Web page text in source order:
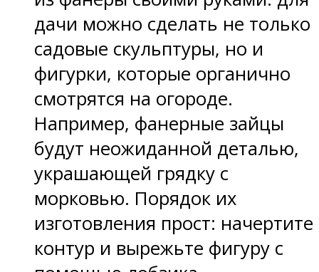
дачи можно сделать не только
садовые скульптуры, но и
фигурки, которые органично
смотрятся на огороде.
Например, фанерные зайцы
будут неожиданной деталью,
украшающей грядку с
морковью. Порядок их
изготовления прост: начертите
контур и вырежьте фигуру с